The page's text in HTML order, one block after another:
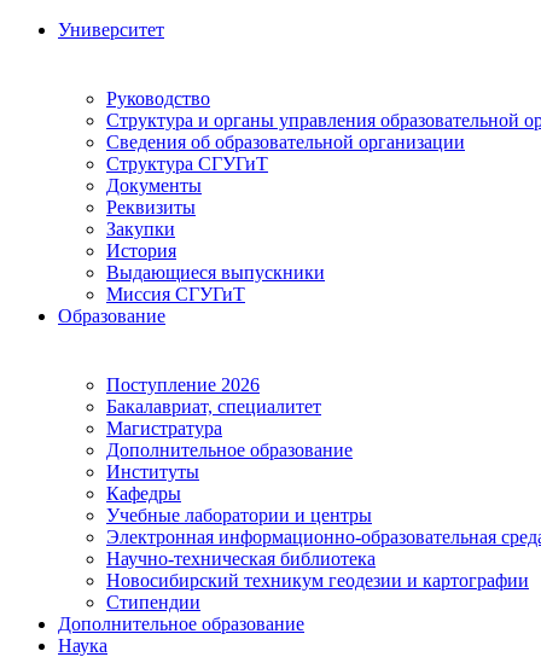
Университет
Руководство
Структура и органы управления образовательной
Сведения об образовательной организации
Структура СГУГиТ
Документы
Реквизиты
Закупки
История
Выдающиеся выпускники
Миссия СГУГиТ
Образование
Поступление 2026
Бакалавриат, специалитет
Магистратура
Дополнительное образование
Институты
Кафедры
Учебные лаборатории и центры
Электронная информационно-образовательная
Научно-техническая библиотека
Новосибирский техникум геодезии и картографии
Стипендии
Дополнительное образование
Наука